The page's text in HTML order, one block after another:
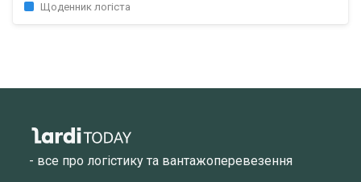
Щоденник логіста
- все про логістику та вантажоперевезення